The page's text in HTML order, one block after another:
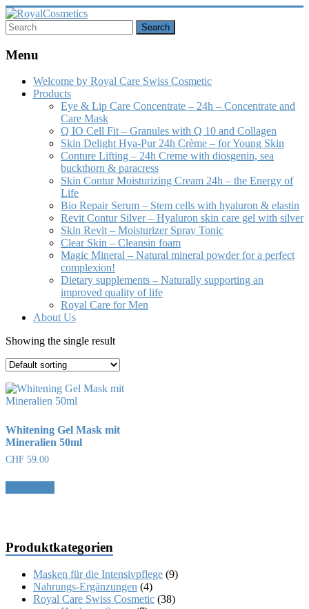
Skip
to
content
RoyalCosmetics
Menu
Welcome by Royal Care Swiss Cosmetic
Products
Eye & Lip Care Concentrate – 24h – Concentrate and
Care Mask
Q IO Cell Fit – Granules with Q 10 and Collagen
Skin Delight Hya-Pur 24h Crème – for Young Skin
Conture Lifting – 24h Creme with diosgenin, sea
buckthorn & paracress
Skin Contur Moisturizing Cream 24h – the Energy of
Life
Bio Repair Serum – Stem cells with hyaluron & elastin
Revit Contur Silver – Hyaluron skin care gel with silver
Skin Revit – Moisturizer Spray Tonic
Clear Skin – Cleansin foam
Magic Mineral – Natural mineral powder for a perfect
complexion!
Dietary supplements – Naturally supporting an
improved quality of life
Royal Care for Men
About Us
Showing the single result
Whitening Gel Mask mit
Mineralien 50ml
CHF 59.00
Produktkategorien
Masken für die Intensivpflege (9)
Nahrungs-Ergänzungen (4)
Royal Care Swiss Cosmetic (38)